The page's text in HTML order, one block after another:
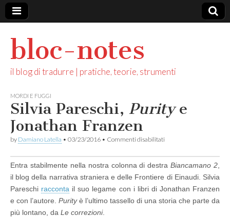
bloc-notes
il blog di tradurre | pratiche, teorie, strumenti
MORDI E FUGGI
Silvia Pareschi, Puritye
Jonathan Franzen
by Damiano Latella • 03/23/2016 • Commenti disabilitati
Pareschi,
P
i
y
Entra stabilmente nella nostra colonna di destraBiancamano 2
il blog della narrativa straniera e delle Frontiere di Einaudi. Silvia
Pareschi racconta il suo legame con i libri di Jonathan Franzen
e con l’autore. Purityè l’ultimo tassello di una storia che parte da
più lontano, da Le correzioni.